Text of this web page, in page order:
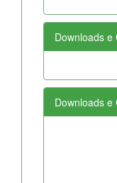
Downloads e
Downloads e